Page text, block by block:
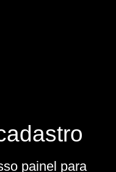
painel para